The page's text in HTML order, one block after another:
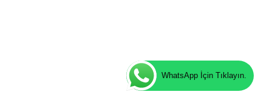
WhatsApp İçin Tıklayın.